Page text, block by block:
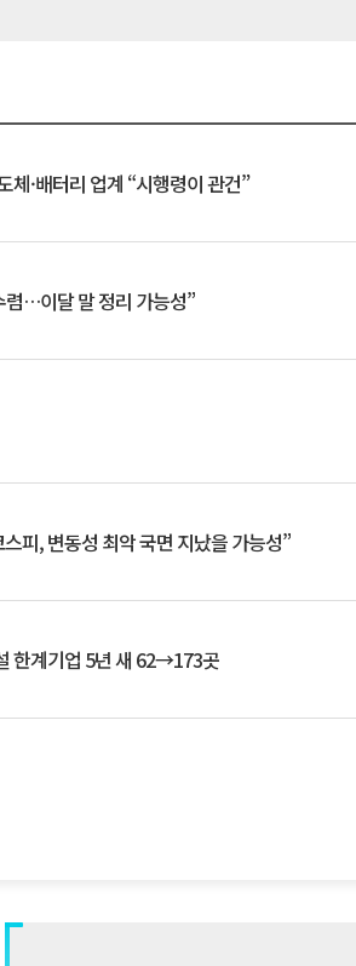
체·배터리 업계 “시행령이 관건”
렴…이달 말 정리 가능성”
피, 변동성 최악 국면 지났을 가능성”
한계기업 5년 새 62→173곳